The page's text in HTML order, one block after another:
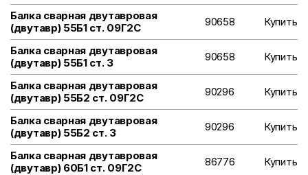
Балка сварная двутавровая
(двутавр) 55Б1 ст. 09Г2С
90658 Купить
Балка сварная двутавровая
(двутавр) 55Б1 ст. 3
90658 Купить
Балка сварная двутавровая
(двутавр) 55Б2 ст. 09Г2С
90296 Купить
Балка сварная двутавровая
(двутавр) 55Б2 ст. 3
90296 Купить
Балка сварная двутавровая
(двутавр) 60Б1 ст. 09Г2С
86776 Купить